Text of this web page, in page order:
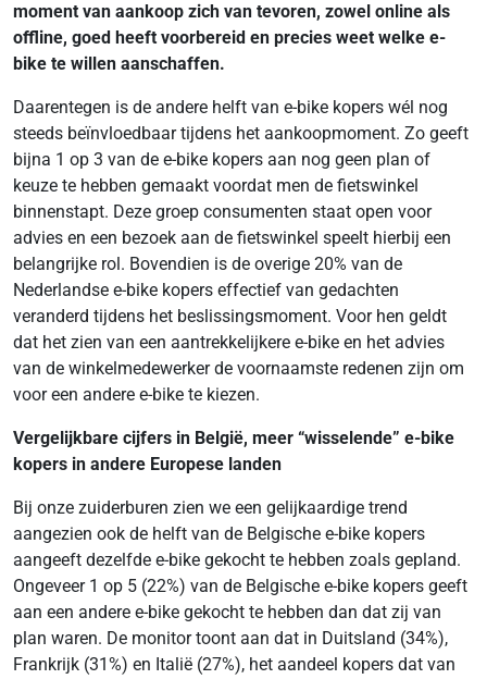
moment van aankoop zich van tevoren, zowel online als
offline, goed heeft voorbereid en precies weet welke e-
bike te willen aanschaffen.
Daarentegen is de andere helft van e-bike kopers wél nog
steeds beïnvloedbaar tijdens het aankoopmoment. Zo geeft
bijna 1 op 3 van de e-bike kopers aan nog geen plan of
keuze te hebben gemaakt voordat men de fietswinkel
binnenstapt. Deze groep consumenten staat open voor
advies en een bezoek aan de fietswinkel speelt hierbij een
belangrijke rol. Bovendien is de overige 20% van de
Nederlandse e-bike kopers effectief van gedachten
veranderd tijdens het beslissingsmoment. Voor hen geldt
dat het zien van een aantrekkelijkere e-bike en het advies
van de winkelmedewerker de voornaamste redenen zijn om
voor een andere e-bike te kiezen.
Vergelijkbare cijfers in België, meer “wisselende” e-bike
kopers in andere Europese landen
Bij onze zuiderburen zien we een gelijkaardige trend
aangezien ook de helft van de Belgische e-bike kopers
aangeeft dezelfde e-bike gekocht te hebben zoals gepland.
Ongeveer 1 op 5 (22%) van de Belgische e-bike kopers geeft
aan een andere e-bike gekocht te hebben dan dat zij van
plan waren. De monitor toont aan dat in Duitsland (34%),
Frankrijk (31%) en Italië (27%), het aandeel kopers dat van